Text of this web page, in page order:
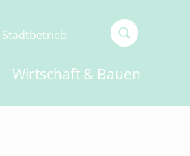
Wirtschaft & Bauen
Stadtbetrieb
more
for